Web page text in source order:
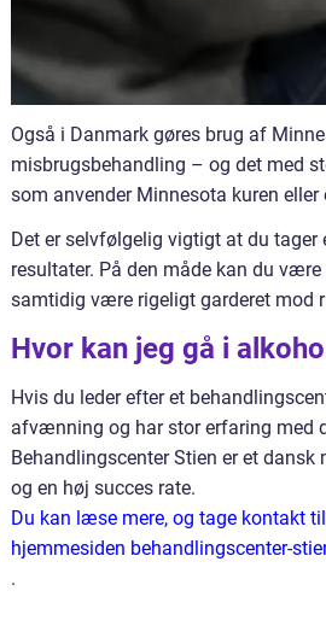
Også i Danmark gøres brug af
misbrugsbehandling – og det med
som anvender Minnesota kuren
Det er selvfølgelig vigtigt at du
resultater. På den måde kan du
samtidig være rigeligt garderet mod
Hvor kan jeg gå i
Hvis du leder efter et
afvænning og har stor erfaring med
Behandlingscenter Stien er et
og en høj succes rate.
Du kan læse mere, og tage kontakt
hjemmesiden behandlingscenter-
.